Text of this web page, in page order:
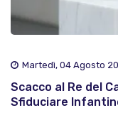
Martedì, 04 Agosto
Scacco al Re del
Sfiduciare